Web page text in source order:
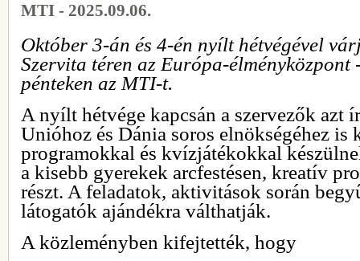
MTI - 2025.09.06.
Október 3-án és 4-én nyílt hétvégével
Szervita téren az Európa-
pénteken az MTI-t.
A nyílt hétvége kapcsán a szervezők azt
Unióhoz és Dánia soros elnökségéhez is
programokkal és kvízjátékokkal
a kisebb gyerekek arcfestésen, kreatív
részt. A feladatok, aktivitások során
látogatók ajándékra válthatják.
A közleményben kifejtették, hogy